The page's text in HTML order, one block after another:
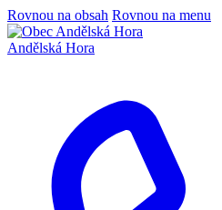
Rovnou na obsah Rovnou na menu
Andělská Hora